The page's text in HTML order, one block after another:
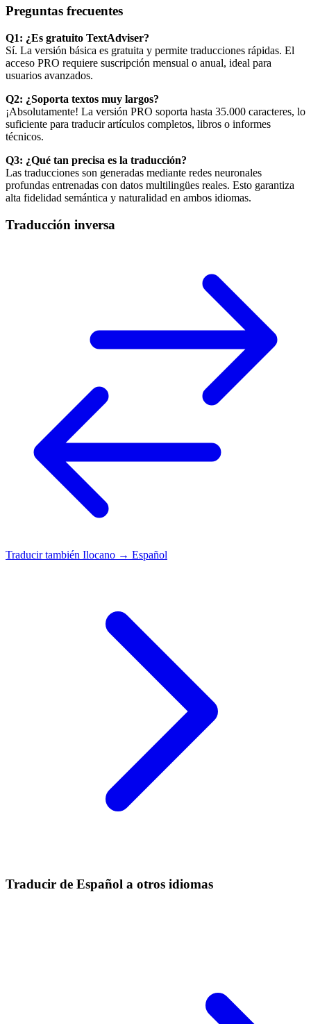
Preguntas frecuentes
Q1: ¿Es gratuito TextAdviser?
Sí. La versión básica es gratuita y permite traducciones rápidas. El
acceso PRO requiere suscripción mensual o anual, ideal para
usuarios avanzados.
Q2: ¿Soporta textos muy largos?
¡Absolutamente! La versión PRO soporta hasta 35.000 caracteres, lo
suficiente para traducir artículos completos, libros o informes
técnicos.
Q3: ¿Qué tan precisa es la traducción?
Las traducciones son generadas mediante redes neuronales
profundas entrenadas con datos multilingües reales. Esto garantiza
alta fidelidad semántica y naturalidad en ambos idiomas.
Traducción inversa
Traducir también Ilocano → Español
Traducir de Español a otros idiomas